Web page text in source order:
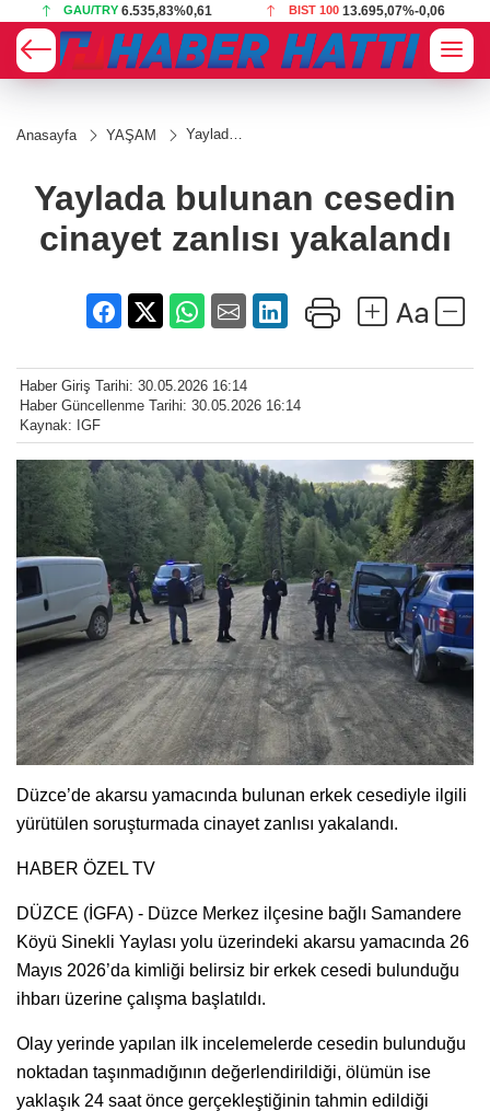
GAU/TRY 6.535,83%0,61 BIST 100 13.695,07%-0,06
Anasayfa YAŞAM
Yaylada
cinayet
zanlısı
Yaylada bulunan cesedin
cinayet zanlısı yakalandı
Haber Giriş Tarihi: 30.05.2026 16:14
Haber Güncellenme Tarihi: 30.05.2026 16:14
Kaynak: IGF
Düzce’de akarsu yamacında bulunan erkek cesediyle ilgili
yürütülen soruşturmada cinayet zanlısı yakalandı.
HABER ÖZEL TV
DÜZCE (İGFA) - Düzce Merkez ilçesine bağlı Samandere
Köyü Sinekli Yaylası yolu üzerindeki akarsu yamacında 26
Mayıs 2026’da kimliği belirsiz bir erkek cesedi bulunduğu
ihbarı üzerine çalışma başlatıldı.
Olay yerinde yapılan ilk incelemelerde cesedin bulunduğu
noktadan taşınmadığının değerlendirildiği, ölümün ise
yaklaşık 24 saat önce gerçekleştiğinin tahmin edildiği